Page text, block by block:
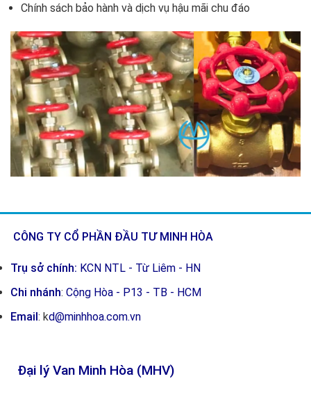
Chính sách bảo hành và dịch vụ hậu mãi chu đáo
CÔNG TY CỔ PHẦN ĐẦU TƯ MINH HÒA
Trụ sở chính: KCN NTL - Từ Liêm - HN
Chi nhánh: Cộng Hòa - P13 - TB - HCM
Email: kd@minhhoa.com.vn
Đại lý Van Minh Hòa (MHV)